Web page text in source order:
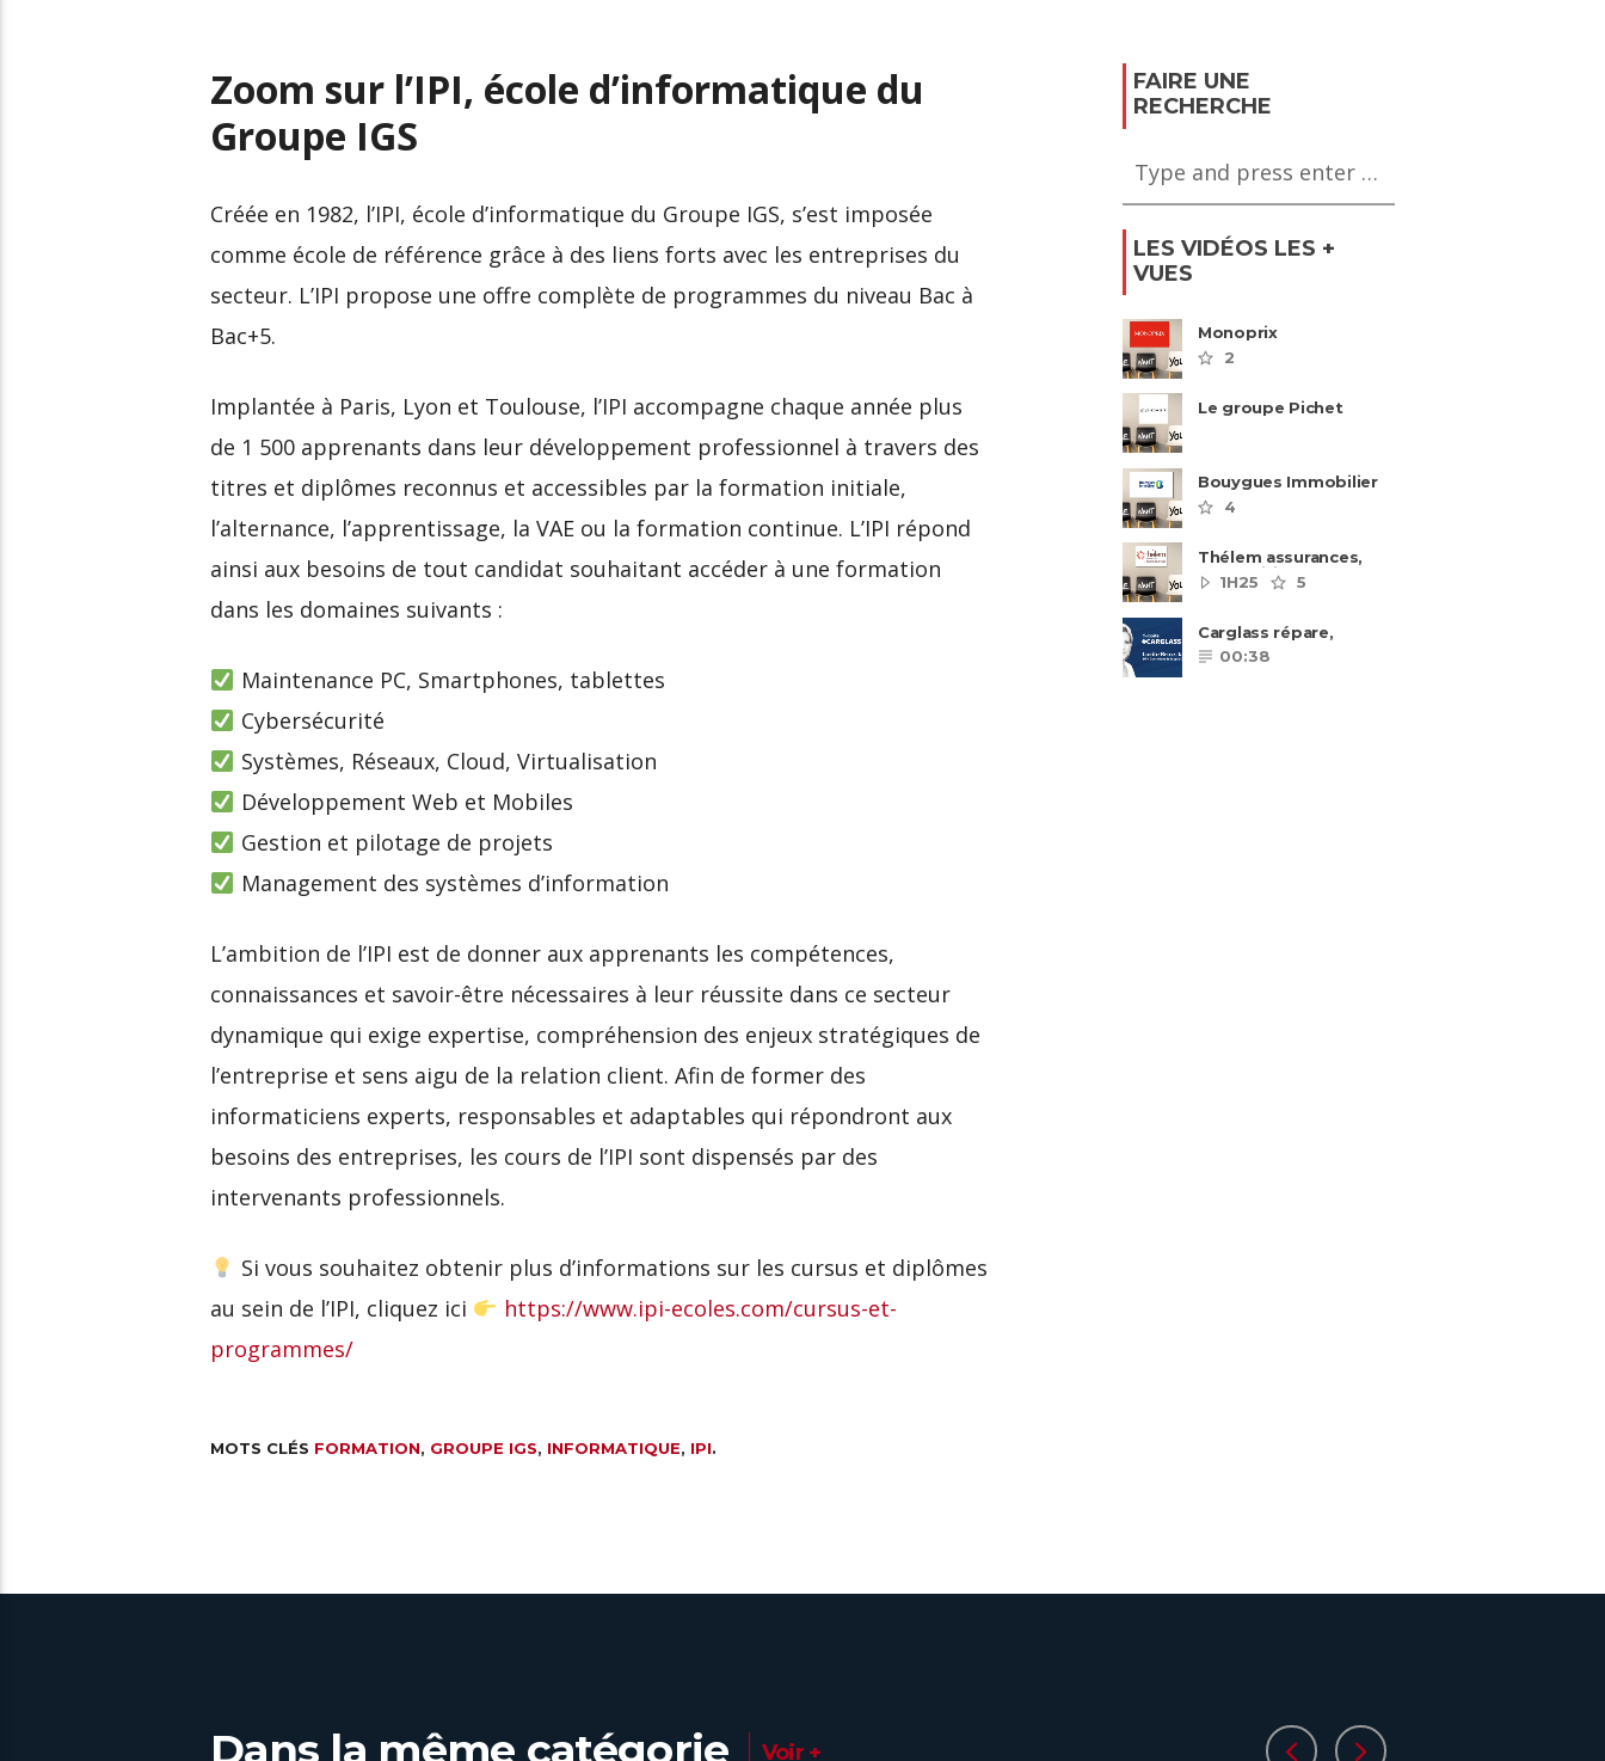
Nextformation
génération à Paris
élites de l’aéronautique
Zoom sur l’IPI, école d’informatique du
Groupe IGS
Créée en 1982, l’IPI, école d’informatique du Groupe IGS, s’est imposée
comme école de référence grâce à des liens forts avec les entreprises du
secteur. L’IPI propose une offre complète de programmes du niveau Bac à
Bac+5.
Implantée à Paris, Lyon et Toulouse, l’IPI accompagne chaque année plus
de 1 500 apprenants dans leur développement professionnel à travers des
titres et diplômes reconnus et accessibles par la formation initiale,
l’alternance, l’apprentissage, la VAE ou la formation continue. L’IPI répond
ainsi aux besoins de tout candidat souhaitant accéder à une formation
dans les domaines suivants :
Maintenance PC, Smartphones, tablettes
Cybersécurité
Systèmes, Réseaux, Cloud, Virtualisation
Développement Web et Mobiles
Gestion et pilotage de projets
Management des systèmes d’information
L’ambition de l’IPI est de donner aux apprenants les compétences,
connaissances et savoir-être nécessaires à leur réussite dans ce secteur
dynamique qui exige expertise, compréhension des enjeux stratégiques de
l’entreprise et sens aigu de la relation client. Afin de former des
informaticiens experts, responsables et adaptables qui répondront aux
besoins des entreprises, les cours de l’IPI sont dispensés par des
intervenants professionnels.
Si vous souhaitez obtenir plus d’informations sur les cursus et diplômes
au sein de l’IPI, cliquez ici
https://www.ipi-ecoles.com/cursus-et-
programmes/
MOTS CLÉS FORMATION, GROUPE IGS, INFORMATIQUE, IPI.
FAIRE UNE
RECHERCHE
LES VIDÉOS LES +
VUES
Monoprix
2
Le groupe Pichet
Bouygues Immobilier
recrute autour de 8
pôles métiers
4
Thélem assurances,
une politique RH
ambitieuse
1H25 5
Carglass répare,
Carglass remplace et
Carglass embauche
00:38
Dans la même catégorie Voir +